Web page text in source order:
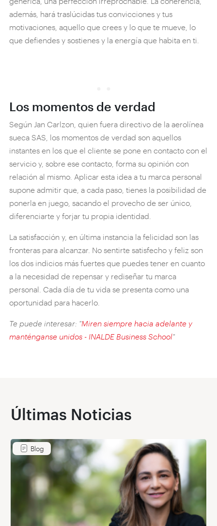
además, hará traslúcidas tus convicciones y tus
motivaciones, aquello que crees y lo que te mueve, lo
que defiendes y sostienes y la energía que habita en ti.
Los momentos de verdad
Según Jan Carlzon, quien fuera directivo de la aerolínea
sueca SAS, los momentos de verdad son aquellos
instantes en los que el cliente se pone en contacto con el
servicio y, sobre ese contacto, forma su opinión con
relación al mismo. Aplicar esta idea a tu marca personal
supone admitir que, a cada paso, tienes la posibilidad de
ponerla en juego, sacando el provecho de ser único,
diferenciarte y forjar tu propia identidad.
La satisfacción y, en última instancia la felicidad son las
fronteras para alcanzar. No sentirte satisfecho y feliz son
los dos indicios más fuertes que puedes tener en cuanto
a la necesidad de repensar y rediseñar tu marca
personal. Cada día de tu vida se presenta como una
oportunidad para hacerlo.
Te puede interesar: "Miren siempre hacia adelante y
manténganse unidos - INALDE Business School"
Últimas Noticias
Blog